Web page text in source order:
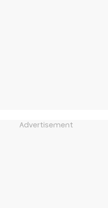
Advertisement